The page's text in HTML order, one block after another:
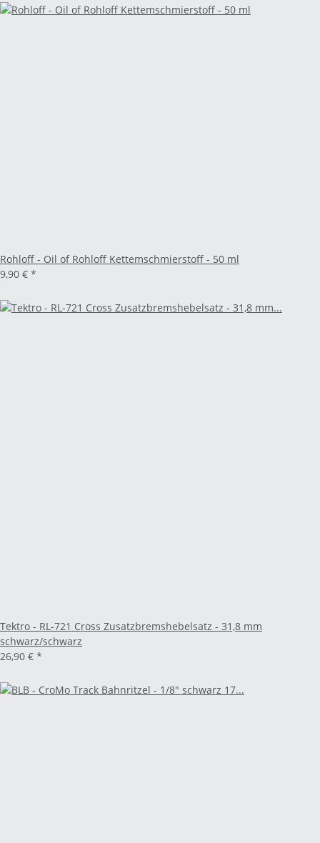
Rohloff - Oil of Rohloff Kettemschmierstoff - 50 ml
9,90 € *
Tektro - RL-721 Cross Zusatzbremshebelsatz - 31,8 mm
schwarz/schwarz
26,90 € *